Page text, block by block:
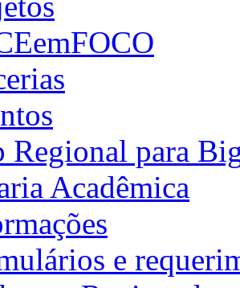
Regional para
Acadêmica
e